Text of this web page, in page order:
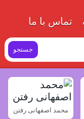
تماس با ما
جستجو
محمد اصفهانی رفتن